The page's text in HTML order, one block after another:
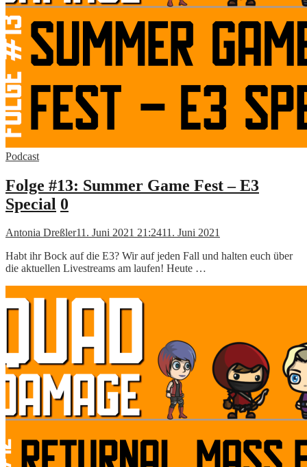
Podcast
Folge #13: Summer Game Fest – E3
Special 0
Antonia Dreßler11. Juni 2021 21:2411. Juni 2021
Habt ihr Bock auf die E3? Wir auf jeden Fall und halten euch über
die aktuellen Livestreams am laufen! Heute …